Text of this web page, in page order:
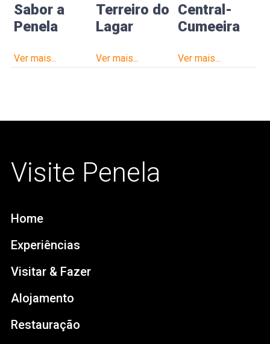
Sabor a
Penela
Ver mais...
Terreiro do
Lagar
Ver mais...
Central-
Cumeeira
Ver mais...
Visite Penela
Home
Experiências
Visitar & Fazer
Alojamento
Restauração